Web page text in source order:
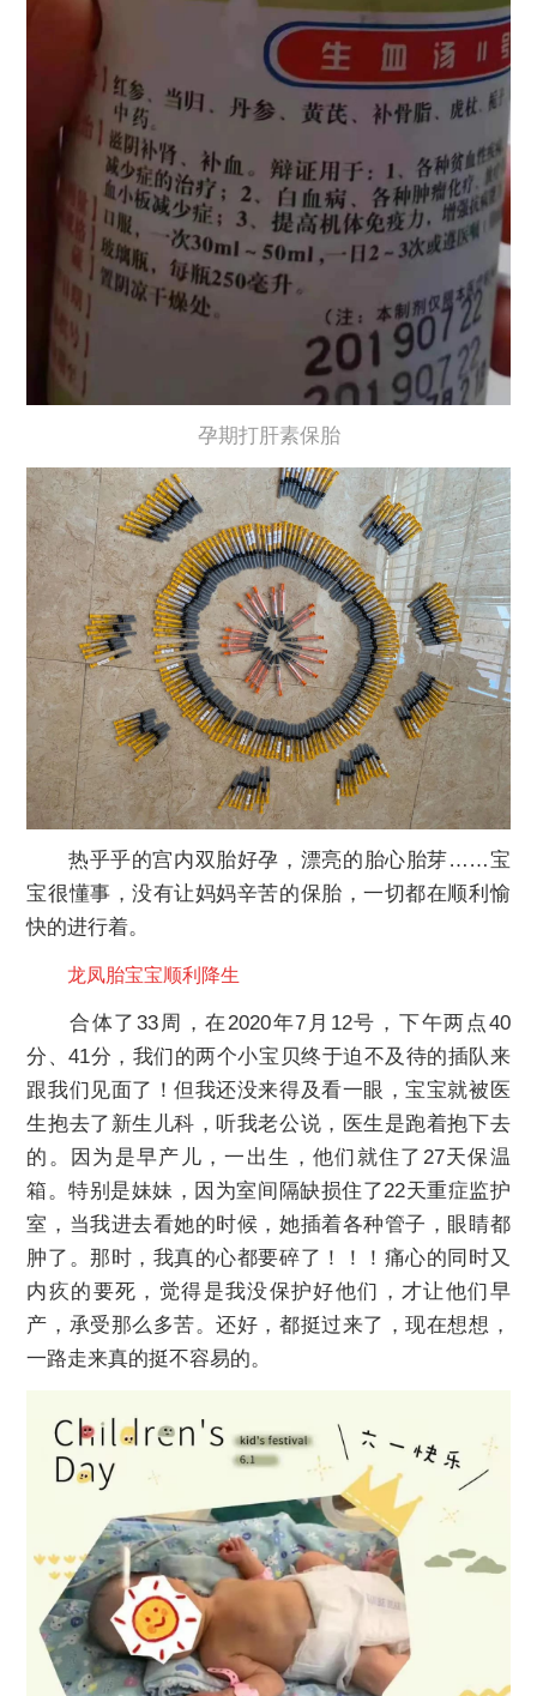
孕期打肝素保胎
热乎乎的宫内双胎好孕，漂亮的胎心胎芽……宝
宝很懂事，没有让妈妈辛苦的保胎，一切都在顺利愉
快的进行着。
龙凤胎宝宝顺利降生
合体了33周，在2020年7月12号，下午两点40
分、41分，我们的两个小宝贝终于迫不及待的插队来
跟我们见面了！但我还没来得及看一眼，宝宝就被医
生抱去了新生儿科，听我老公说，医生是跑着抱下去
的。因为是早产儿，一出生，他们就住了27天保温
箱。特别是妹妹，因为室间隔缺损住了22天重症监护
室，当我进去看她的时候，她插着各种管子，眼睛都
肿了。那时，我真的心都要碎了！！！痛心的同时又
内疚的要死，觉得是我没保护好他们，才让他们早
产，承受那么多苦。还好，都挺过来了，现在想想，
一路走来真的挺不容易的。